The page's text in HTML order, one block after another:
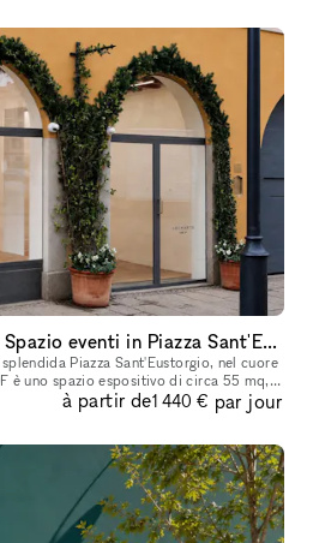
ABC-ARTE ONE OF – Spazio eventi in Piazza Sant'Eustorgio, Milano
Piazza Sant'Eustorgio, nel cuore
è uno spazio espositivo di circa 55 mq,
recente e curato nei minimi
à partir de1 440 € par jour